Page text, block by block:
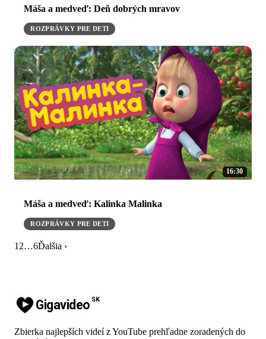
Máša a medveď: Deň dobrých mravov
ROZPRÁVKY PRE DETI
16:30
Máša a medveď: Kalinka Malinka
ROZPRÁVKY PRE DETI
1 2…6Ďalšia ›
Gigavideo SK
Zbierka najlepších videí z YouTube prehľadne zoradených do